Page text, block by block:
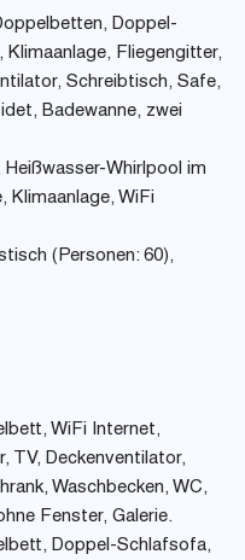
Doppel-
Fliegengitter,
Schreibtisch, Safe,
Badewanne, zwei
Whirlpool im
Klimaanlage, WiFi
(Personen: 60),
WiFi Internet,
TV, Deckenventilator,
Waschbecken, WC,
Fenster, Galerie.
Doppel-Schlafsofa,